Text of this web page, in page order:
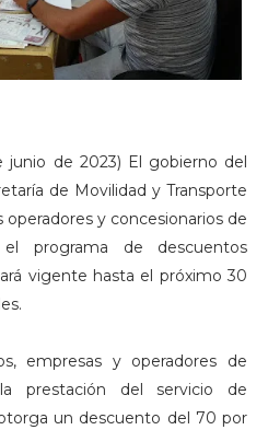
junio de 2023) El gobierno del
de Movilidad y Transporte
operadores y concesionarios de
programa de descuentos
vigente hasta el próximo 30
empresas y operadores de
prestación del servicio de
un descuento del 70 por